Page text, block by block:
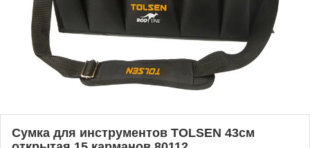
Сумка для инструментов TOLSEN 43см